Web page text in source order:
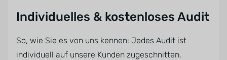
Individuelles & kostenloses Audit
So, wie Sie es von uns kennen: Jedes Audit ist
individuell auf unsere Kunden zugeschnitten.